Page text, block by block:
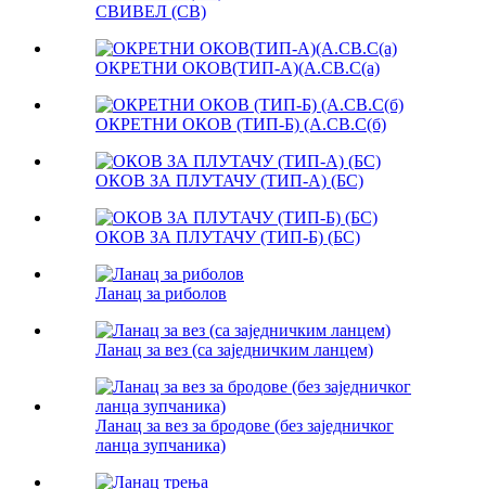
СВИВЕЛ (СВ)
ОКРЕТНИ ОКОВ(ТИП-А)(А.СВ.С(а)
ОКРЕТНИ ОКОВ (ТИП-Б) (А.СВ.С(б)
ОКОВ ЗА ПЛУТАЧУ (ТИП-А) (БС)
ОКОВ ЗА ПЛУТАЧУ (ТИП-Б) (БС)
Ланац за риболов
Ланац за вез (са заједничким ланцем)
Ланац за вез за бродове (без заједничког
ланца зупчаника)